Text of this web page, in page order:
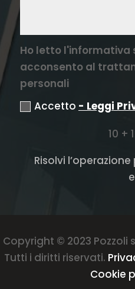
Ho letto l'informativa
acconsento al
personali
Accetto - Leggi
10 +
Risolvi
Copyright © 2023 Pozzoli
Tutti i diritti riservati.
Cookie